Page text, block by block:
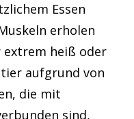
Essen
erholen
extrem heiß oder
aufgrund von
die mit
sind,